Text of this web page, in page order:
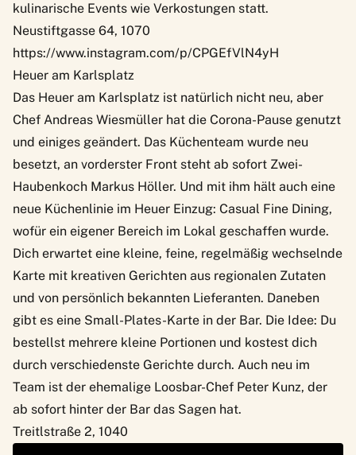
kulinarische Events wie Verkostungen statt.
Neustiftgasse 64, 1070
https://www.instagram.com/p/CPGEfVlN4yH
Heuer am Karlsplatz
Das Heuer am Karlsplatz ist natürlich nicht neu, aber
Chef Andreas Wiesmüller hat die Corona-Pause genutzt
und einiges geändert. Das Küchenteam wurde neu
besetzt, an vorderster Front steht ab sofort Zwei-
Haubenkoch Markus Höller. Und mit ihm hält auch eine
neue Küchenlinie im Heuer Einzug: Casual Fine Dining,
wofür ein eigener Bereich im Lokal geschaffen wurde.
Dich erwartet eine kleine, feine, regelmäßig wechselnde
Karte mit kreativen Gerichten aus regionalen Zutaten
und von persönlich bekannten Lieferanten. Daneben
gibt es eine Small-Plates-Karte in der Bar. Die Idee: Du
bestellst mehrere kleine Portionen und kostest dich
durch verschiedenste Gerichte durch. Auch neu im
Team ist der ehemalige Loosbar-Chef Peter Kunz, der
ab sofort hinter der Bar das Sagen hat.
Treitlstraße 2, 1040